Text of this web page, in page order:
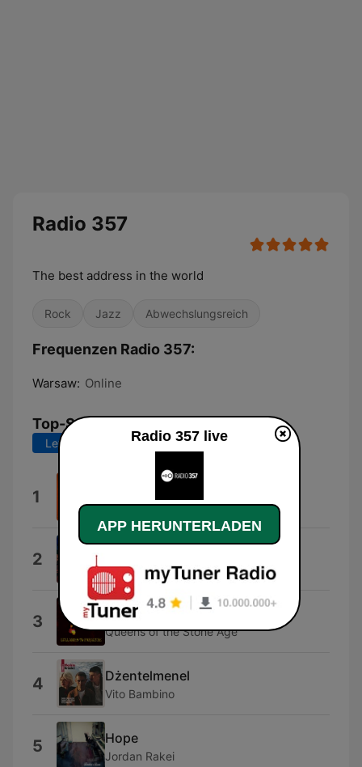
Radio 357
The best address in the world
Rock Jazz Abwechslungsreich
Frequenzen Radio 357:
Warsaw: Online
Top-Songs
Letzte 7 Tage Letzte 30 Tage
1 Lila Ike
2 Greta Van Fleet
3 Medication
Queens of the Stone Age
4 Dżentelmenel
Vito Bambino
5 Hope
Jordan Rakei
Radio 357 live
APP HERUNTERLADEN